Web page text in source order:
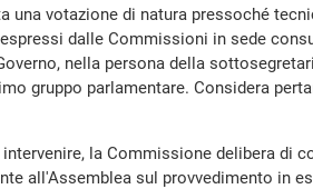
una votazione di natura pressoché
dalle Commissioni in sede
nella persona della
gruppo parlamentare. Considera
la Commissione delibera di
all'Assemblea sul provvedimento in